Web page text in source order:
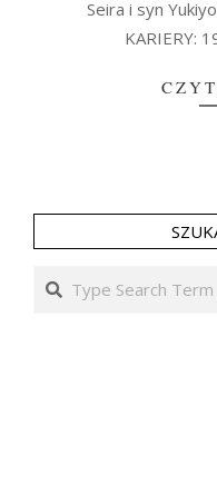
Seira i syn
KARIERY:
Search